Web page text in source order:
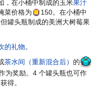
，在小桶中制成的玉米果汁
菜价格为 150。在小桶中
但罐头瓶制成的美洲大树莓果
的礼物。
茶水间（重新混合后） 的
为奖励。4 个罐头瓶也可作
得。